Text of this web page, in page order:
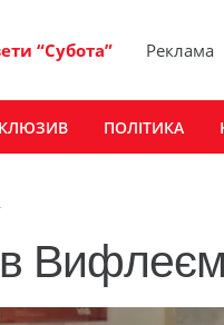
“Субота” Реклама
ПОЛІТИКА